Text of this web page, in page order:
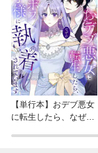
【単行本】おデブ悪女
に転生したら、なぜか